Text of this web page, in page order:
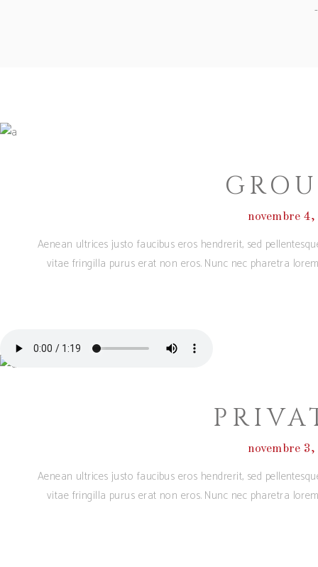
novembre
Aenean ultrices justo faucibus eros hendrerit, sed
vitae fringilla purus erat non eros. Nunc nec pharetra
novembre
Aenean ultrices justo faucibus eros hendrerit, sed
vitae fringilla purus erat non eros. Nunc nec pharetra